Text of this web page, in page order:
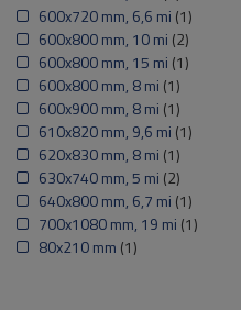
600x720 mm, 6,6 mi (1)
600x800 mm, 10 mi (2)
600x800 mm, 15 mi (1)
600x800 mm, 8 mi (1)
600x900 mm, 8 mi (1)
610x820 mm, 9,6 mi (1)
620x830 mm, 8 mi (1)
630x740 mm, 5 mi (2)
640x800 mm, 6,7 mi (1)
700x1080 mm, 19 mi (1)
80x210 mm (1)